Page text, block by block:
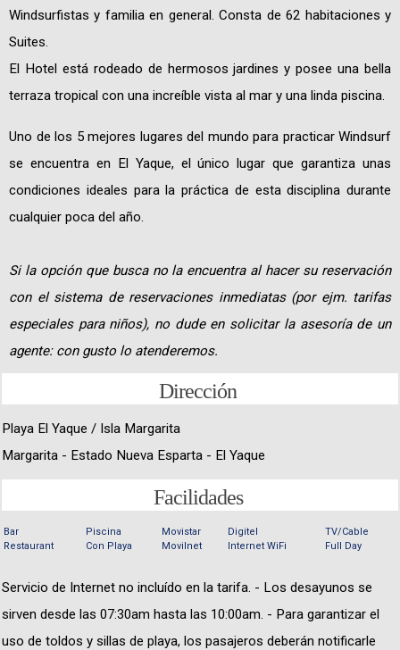
Windsurfistas y familia en general. Consta de 62 habitaciones y
Suites.
El Hotel está rodeado de hermosos jardines y posee una bella
terraza tropical con una increíble vista al mar y una linda piscina.
Uno de los 5 mejores lugares del mundo para practicar Windsurf
se encuentra en El Yaque, el único lugar que garantiza unas
condiciones ideales para la práctica de esta disciplina durante
cualquier poca del año.
Si la opción que busca no la encuentra al hacer su reservación
con el sistema de reservaciones inmediatas (por ejm. tarifas
especiales para niños), no dude en solicitar la asesoría de un
agente: con gusto lo atenderemos.
Dirección
Playa El Yaque / Isla Margarita
Margarita - Estado Nueva Esparta - El Yaque
Facilidades
Bar
Restaurant
Piscina
Con Playa
Movistar
Movilnet
Digitel
Internet WiFi
TV/Cable
Full Day
Servicio de Internet no incluído en la tarifa. - Los desayunos se
sirven desde las 07:30am hasta las 10:00am. - Para garantizar el
uso de toldos y sillas de playa, los pasajeros deberán notificarle